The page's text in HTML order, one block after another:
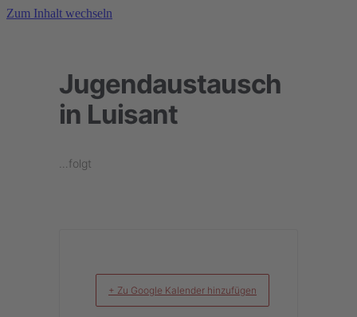
Zum Inhalt wechseln
Jugendaustausch
in Luisant
…folgt
+ Zu Google Kalender hinzufügen